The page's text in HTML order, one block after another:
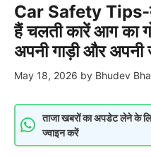
Car Safety Tips-
हैं चलती कारें आग का
अपनी गाड़ी और अपनी
May 18, 2026 by Bhudev
ताजा खबरों का अपडेट लेने के
ज्वाइन करें